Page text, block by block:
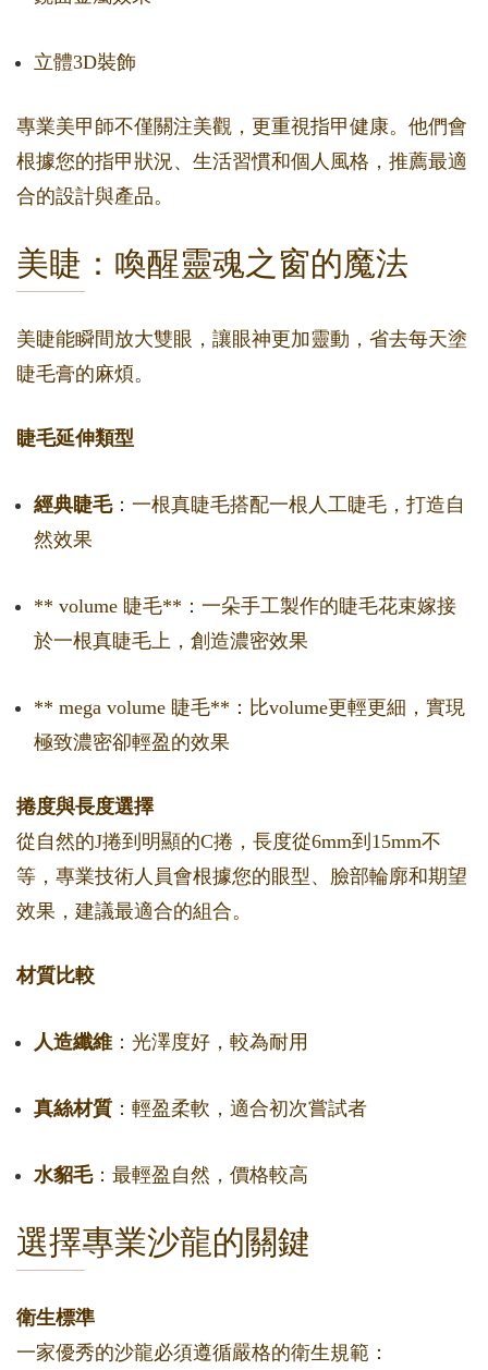
立體3D裝飾
專業美甲師不僅關注美觀，更重視指甲健康。他們會
根據您的指甲狀況、生活習慣和個人風格，推薦最適
合的設計與產品。
美睫：喚醒靈魂之窗的魔法
美睫能瞬間放大雙眼，讓眼神更加靈動，省去每天塗
睫毛膏的麻煩。
睫毛延伸類型
經典睫毛：一根真睫毛搭配一根人工睫毛，打造自
然效果
** volume 睫毛**：一朵手工製作的睫毛花束嫁接
於一根真睫毛上，創造濃密效果
** mega volume 睫毛**：比volume更輕更細，實現
極致濃密卻輕盈的效果
捲度與長度選擇
從自然的J捲到明顯的C捲，長度從6mm到15mm不
等，專業技術人員會根據您的眼型、臉部輪廓和期望
效果，建議最適合的組合。
材質比較
人造纖維 ：光澤度好，較為耐用
真絲材質 ：輕盈柔軟，適合初次嘗試者
水貂毛：最輕盈自然，價格較高
選擇專業沙龍的關鍵
衛生標準
一家優秀的沙龍必須遵循嚴格的衛生規範：